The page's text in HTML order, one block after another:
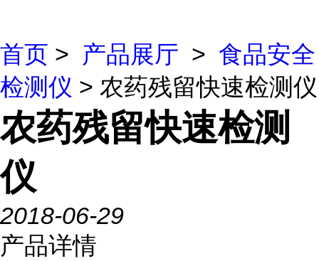
首页 > 产品展厅 > 食品安全
检测仪 > 农药残留快速检测仪
农药残留快速检测
仪
2018-06-29
产品详情